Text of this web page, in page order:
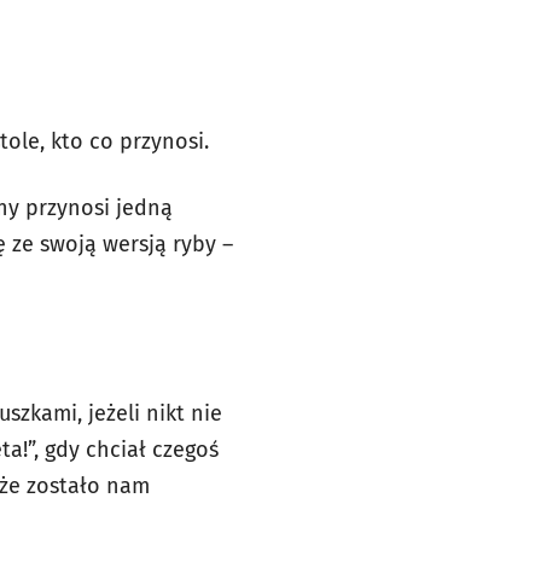
kto co przynosi.
przynosi jedną
ze swoją wersją ryby –
jeżeli nikt nie
gdy chciał czegoś
zostało nam